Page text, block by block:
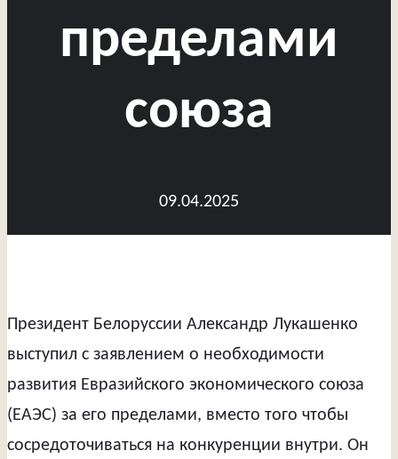
пределами
союза
09.04.2025
Президент Белоруссии Александр Лукашенко
выступил с заявлением о необходимости
развития Евразийского экономического союза
(ЕАЭС) за его пределами, вместо того чтобы
сосредоточиваться на конкуренции внутри. Он